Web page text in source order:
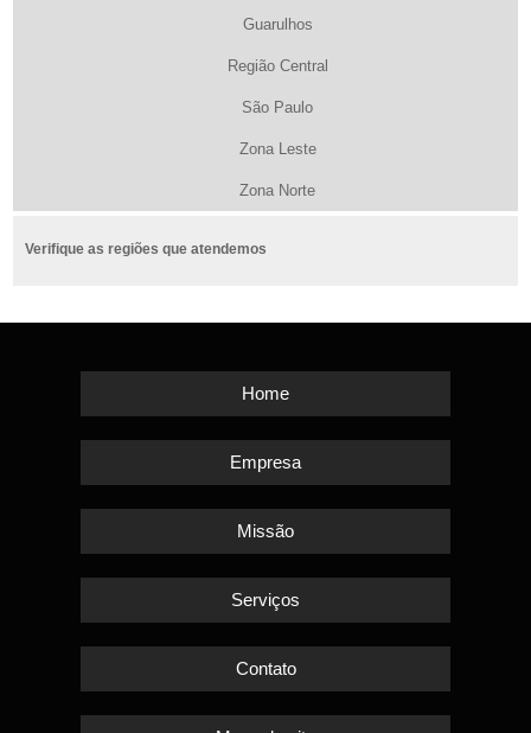
Guarulhos
Região Central
São Paulo
Zona Leste
Zona Norte
Verifique as regiões que atendemos
Home
Empresa
Missão
Serviços
Contato